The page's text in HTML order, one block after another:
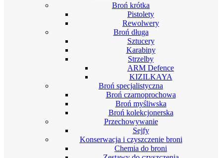
Broń krótka
Pistolety
Rewolwery
Broń długa
Sztucery
Karabiny
Strzelby
ARM Defence
KIZILKAYA
Broń specjalistyczna
Broń czarnoprochowa
Broń myśliwska
Broń kolekcjonerska
Przechowywanie
Sejfy
Konserwacja i czyszczenie broni
Chemia do broni